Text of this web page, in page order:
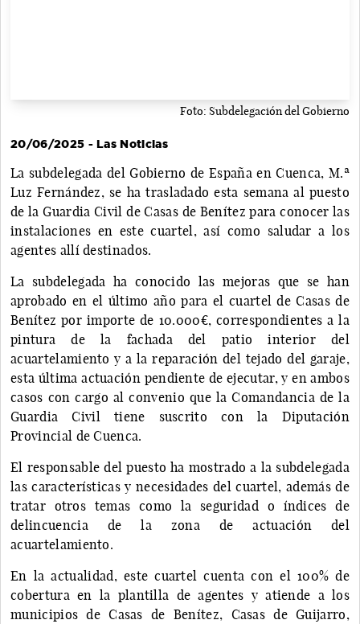
Foto: Subdelegación del Gobierno
20/06/2025 - Las Noticias
La subdelegada del Gobierno de España en Cuenca, M.ª
Luz Fernández, se ha trasladado esta semana al puesto
de la Guardia Civil de Casas de Benítez para conocer las
instalaciones en este cuartel, así como saludar a los
agentes allí destinados.
La subdelegada ha conocido las mejoras que se han
aprobado en el último año para el cuartel de Casas de
Benítez por importe de 10.000€, correspondientes a la
pintura de la fachada del patio interior del
acuartelamiento y a la reparación del tejado del garaje,
esta última actuación pendiente de ejecutar, y en ambos
casos con cargo al convenio que la Comandancia de la
Guardia Civil tiene suscrito con la Diputación
Provincial de Cuenca.
El responsable del puesto ha mostrado a la subdelegada
las características y necesidades del cuartel, además de
tratar otros temas como la seguridad o índices de
delincuencia de la zona de actuación del
acuartelamiento.
En la actualidad, este cuartel cuenta con el 100% de
cobertura en la plantilla de agentes y atiende a los
municipios de Casas de Benítez, Casas de Guijarro,